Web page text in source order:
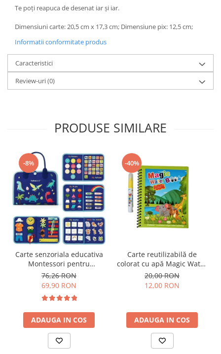
Te poți reapuca de desenat iar și iar.
Dimensiuni carte: 20,5 cm x 17,3 cm; Dimensiune pix: 12,5 cm;
Informatii conformitate produs
Caracteristici
Review-uri(0)
PRODUSE SIMILARE
-8%
Carte senzoriala educativa
Montessori pentru
dezvoltarea abilitatilor
motorii model dinozauri
albastru 8 pagini
76,26 RON
69,90 RON
ADAUGA IN COS
-40%
Carte reutilizabilă de
colorat cu apă Magic Water
Book- animale
20,00 RON
12,00 RON
ADAUGA IN COS